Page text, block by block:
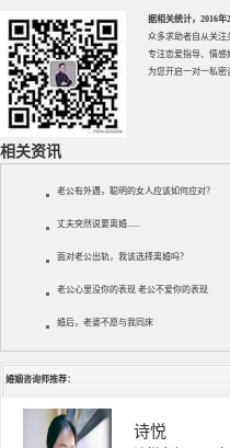
据相关统计，2016
众多求助者自从关注
专注恋爱指导、 情感
为您开启一对一私密
相关资讯
老公有外遇，聪明的女人应该如何应对？
丈夫突然说要离婚......
面对老公出轨，我该选择离婚吗？
老公心里没你的表现 老公不爱你的表现
婚后，老婆不愿与我同床
婚姻咨询师推荐：
诗悦